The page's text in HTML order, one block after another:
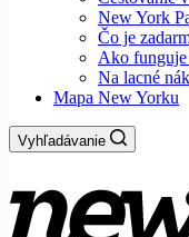
New York
Čo je
Ako
Na lacné
Mapa New Yorku
Vyhľadávanie